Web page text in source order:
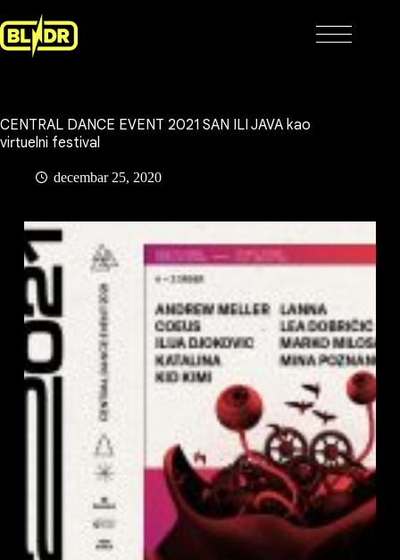
to
content
CENTRAL DANCE EVENT 2021 SAN ILI JAVA kao
virtuelni festival
decembar 25, 2020